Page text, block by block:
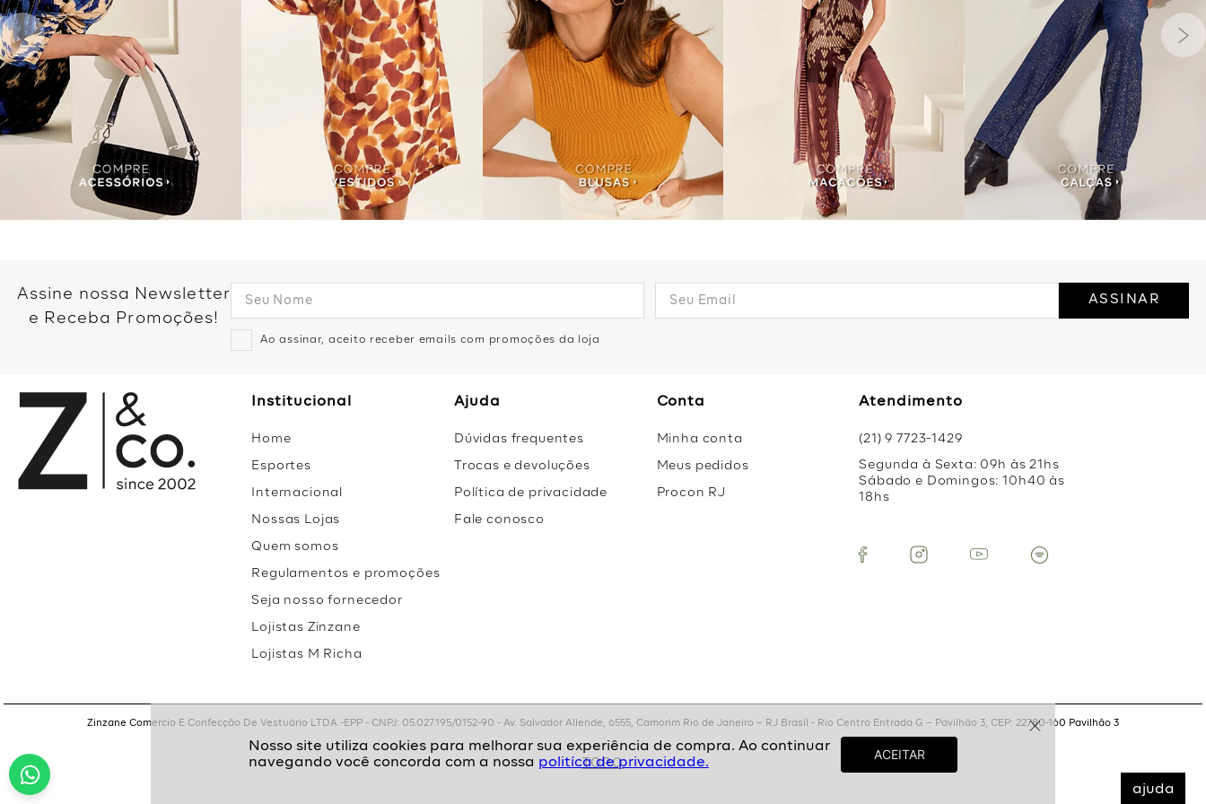
ajuda
politíca de privacidade.
Assine nossa Newsletter
e Receba Promoções!
Ao assinar, aceito receber emails com promoções da loja
ASSINAR
Institucional
Home
Esportes
Internacional
Nossas Lojas
Quem somos
Regulamentos e promoções
Seja nosso fornecedor
Lojistas Zinzane
Lojistas M Richa
Ajuda
Dúvidas frequentes
Trocas e devoluções
Política de privacidade
Fale conosco
Conta
Minha conta
Meus pedidos
Procon RJ
Atendimento
(21) 9 7723-1429
Segunda à Sexta: 09h às 21hs
Sábado e Domingos: 10h40 às
18hs
Zinzane Comercio E Confecção De Vestuário LTDA -EPP - CNPJ: 05.027.195/0152-90 - Av. Salvador Allende, 6555, Camorim Rio de Janeiro – RJ Brasil - Rio Centro Entrada G – Pavilhão 3, CEP: 22780-160 Pavilhão 3
TOPO